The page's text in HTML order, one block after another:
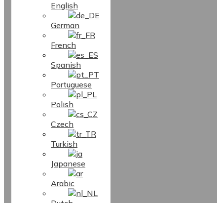
English
German
French
Spanish
Portuguese
Polish
Czech
Turkish
Japanese
Arabic